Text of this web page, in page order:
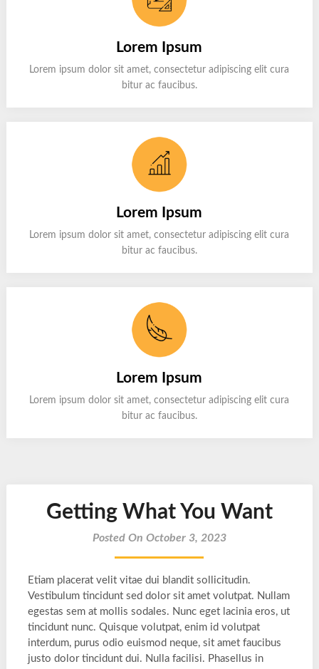
Lorem Ipsum
Lorem ipsum dolor sit amet, consectetur adipiscing elit cura
bitur ac faucibus.
Lorem Ipsum
Lorem ipsum dolor sit amet, consectetur adipiscing elit cura
bitur ac faucibus.
Lorem Ipsum
Lorem ipsum dolor sit amet, consectetur adipiscing elit cura
bitur ac faucibus.
Getting What You Want
Posted On October 3, 2023
Etiam placerat velit vitae dui blandit sollicitudin.
Vestibulum tincidunt sed dolor sit amet volutpat. Nullam
egestas sem at mollis sodales. Nunc eget lacinia eros, ut
tincidunt nunc. Quisque volutpat, enim id volutpat
interdum, purus odio euismod neque, sit amet faucibus
justo dolor tincidunt dui. Nulla facilisi. Phasellus in